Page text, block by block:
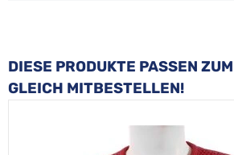
Produktgalerie überspringen
DIESE PRODUKTE PASSEN
GLEICH MITBESTELLEN!